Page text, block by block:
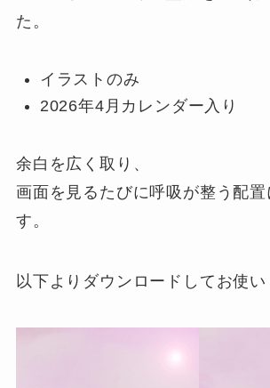
た。
イラストのみ
2026年4月カレンダー入り
余白を広く取り、
画面を見るたびに呼吸が整う配置
す。
以下よりダウンロードしてお使い